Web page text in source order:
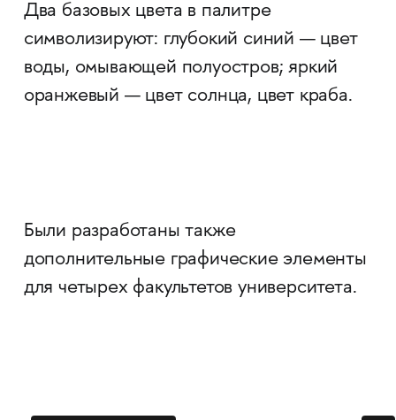
Два базовых цвета в палитре
символизируют: глубокий синий — цвет
воды, омывающей полуостров; яркий
оранжевый — цвет солнца, цвет краба.
Были разработаны также
дополнительные графические элементы
для четырех факультетов университета.